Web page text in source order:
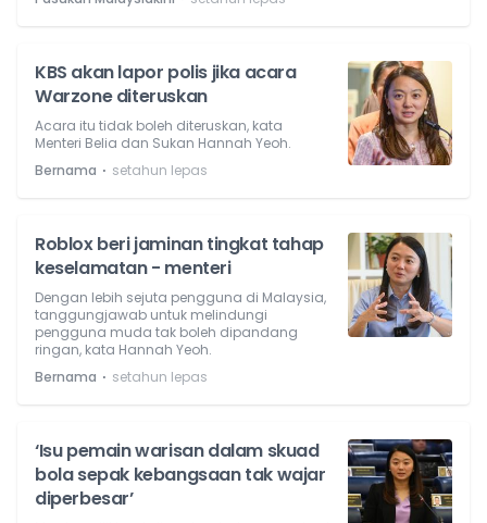
KBS akan lapor polis jika acara
Warzone diteruskan
Acara itu tidak boleh diteruskan, kata
Menteri Belia dan Sukan Hannah Yeoh.
Bernama ⋅ setahun lepas
Roblox beri jaminan tingkat tahap
keselamatan - menteri
Dengan lebih sejuta pengguna di Malaysia,
tanggungjawab untuk melindungi
pengguna muda tak boleh dipandang
ringan, kata Hannah Yeoh.
Bernama ⋅ setahun lepas
‘Isu pemain warisan dalam skuad
bola sepak kebangsaan tak wajar
diperbesar’